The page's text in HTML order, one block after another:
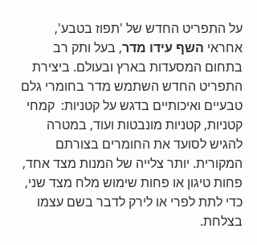
על התפריט החדש של 'תפוז בטבע',
אחראי השף עידו מדר, בעל ותק רב
בתחום המסעדות בארץ ובעולם. ביצירת
התפריט החדש השתמש מדר בחומרי גלם
טבעיים ואיכותיים בדגש על קטניות:  קמחי
קטניות, קטניות מונבטות ועוד, במטרה
להגיש לסועד את החומרים בצורתם
המקורית. יותר צלייה של המנות מצד אחד,
פחות טיגון או פחות שימוש מלח מצד שני,
כדי לתת לפרי או לירק לדבר בשם עצמו
בצלחת.